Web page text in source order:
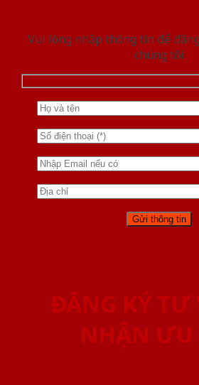
Vui lòng nhập thông tin để
chúng tôi
ĐĂNG KÝ TƯ
NHẬN